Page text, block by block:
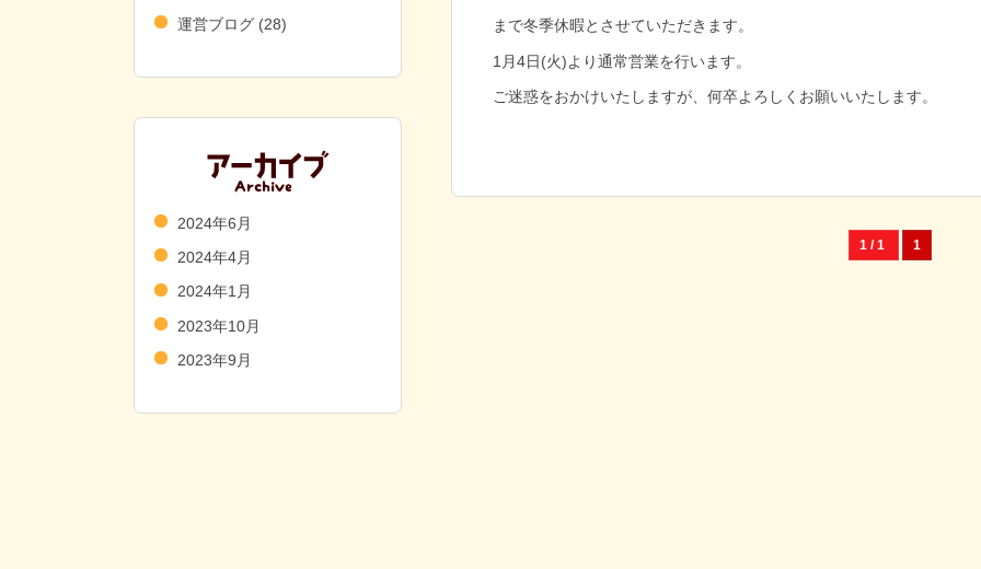
まで冬季休暇とさせていただきます。
1月4日(火)より通常営業を行います。
ご迷惑をおかけいたしますが、何卒よろしくお願いいたします。
1 / 1 1
運営ブログ (28)
2024年6月
2024年4月
2024年1月
2023年10月
2023年9月